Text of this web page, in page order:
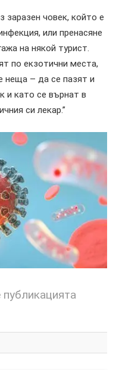
заразен човек, който е
или пренасяне
на някой турист.
по екзотични места,
неща – да се пазят и
и като се върнат в
си лекар.”